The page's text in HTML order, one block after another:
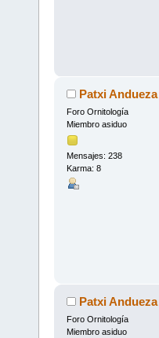
Patxi Andueza
Foro Ornitología
Miembro asiduo
Mensajes: 238
Karma: 8
Patxi Andueza
Foro Ornitología
Miembro asiduo